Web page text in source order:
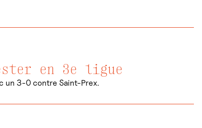
en 3e ligue
un 3-0 contre Saint-Prex.